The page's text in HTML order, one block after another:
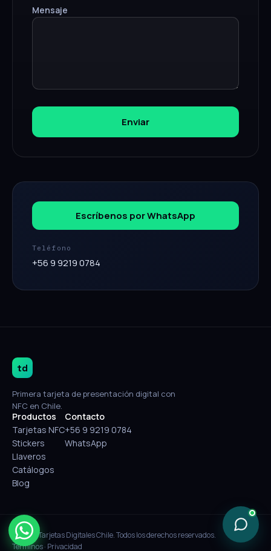
Mensaje
Enviar
Escríbenos por WhatsApp
Teléfono
+56 9 9219 0784
td
Primera tarjeta de presentación digital con
NFC en Chile.
Productos
Tarjetas NFC
Stickers
Llaveros
Catálogos
Blog
Contacto
+56 9 9219 0784
WhatsApp
© 2026 Tarjetas Digitales Chile. Todos los derechos reservados.
Términos· Privacidad